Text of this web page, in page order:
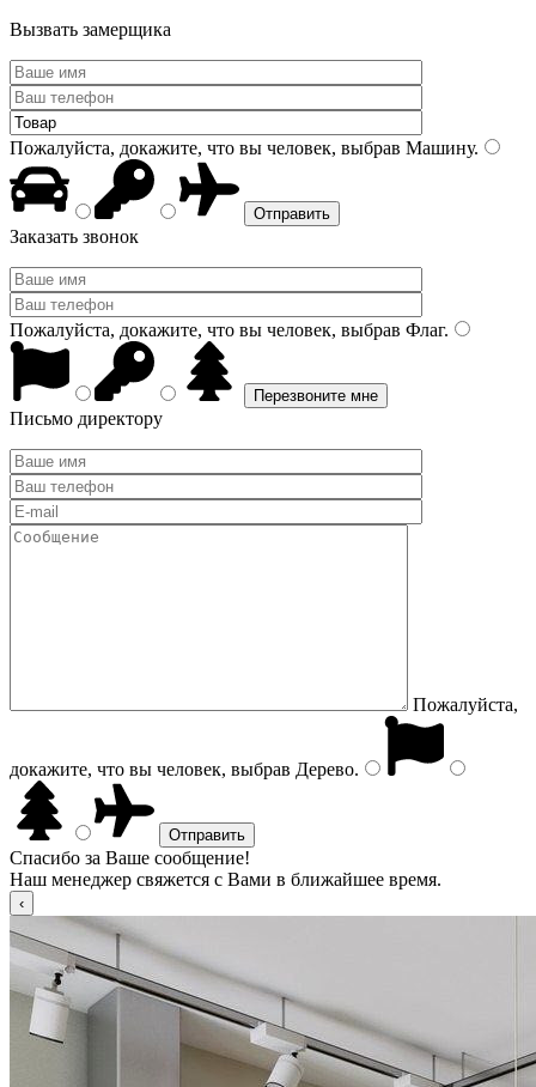
Вызвать замерщика
Пожалуйста, докажите, что вы человек, выбрав Машину.
Заказать звонок
Пожалуйста, докажите, что вы человек, выбрав Флаг.
Письмо директору
Пожалуйста,
докажите, что вы человек, выбрав Дерево.
Спасибо за Ваше сообщение!
Наш менеджер свяжется с Вами в ближайшее время.